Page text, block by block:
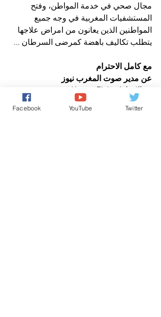
مجال صحي في خدمة المواطن، وفتح
المستشفيات المغربية في وجه جميع
المواطنين الذين يعانون من امراض علاجها
يتطلب تكاليف باهضة كمرضى السرطان ...
مع كامل الاحترام
عن مدير صوت المغرب نيوز
حقوق الانسان/ Human Rights
كل شيء عن المَلَكِيّة بالمغرب
اخباروطنية
Facebook YouTube Twitter